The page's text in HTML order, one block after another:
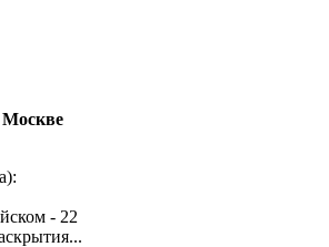
Москве
- 22